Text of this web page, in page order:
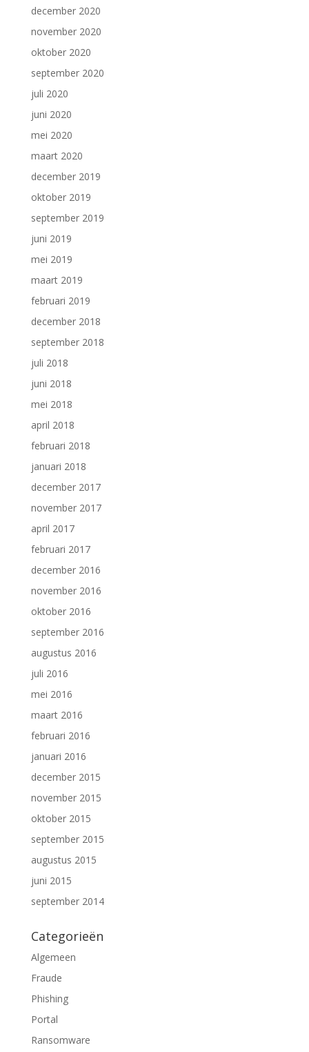
december 2020
november 2020
oktober 2020
september 2020
juli 2020
juni 2020
mei 2020
maart 2020
december 2019
oktober 2019
september 2019
juni 2019
mei 2019
maart 2019
februari 2019
december 2018
september 2018
juli 2018
juni 2018
mei 2018
april 2018
februari 2018
januari 2018
december 2017
november 2017
april 2017
februari 2017
december 2016
november 2016
oktober 2016
september 2016
augustus 2016
juli 2016
mei 2016
maart 2016
februari 2016
januari 2016
december 2015
november 2015
oktober 2015
september 2015
augustus 2015
juni 2015
september 2014
Categorieën
Algemeen
Fraude
Phishing
Portal
Ransomware